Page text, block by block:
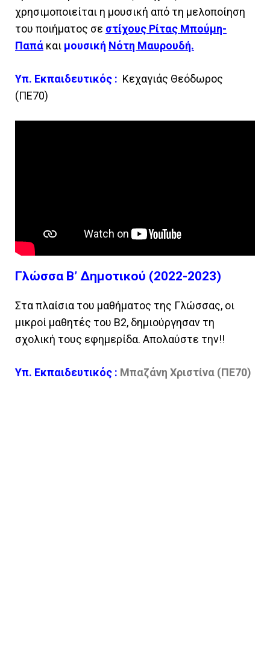
χρησιμοποιείται η μουσική από τη μελοποίηση
του ποιήματος σε στίχους Ρίτας Μπούμη-
Παπά και μουσική Νότη Μαυρουδή.
Υπ. Εκπαιδευτικός : Κεχαγιάς Θεόδωρος
(ΠΕ70)
Γλώσσα Β’ Δημοτικού (2022-2023)
Στα πλαίσια του μαθήματος της Γλώσσας, οι
μικροί μαθητές του Β2, δημιούργησαν τη
σχολική τους εφημερίδα. Απολαύστε την!!
Υπ. Εκπαιδευτικός : Μπαζάνη Χριστίνα (ΠΕ70)